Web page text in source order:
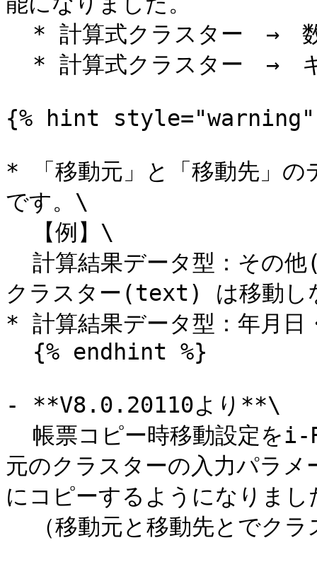
{% hint style="warning"
* 「移動元」と「移動先」の
です。\
クラスター(text) は移動し
* 計算結果データ型：年月日
- **V8.0.20110より**\
元のクラスターの入力パラ
にコピーするようになりま